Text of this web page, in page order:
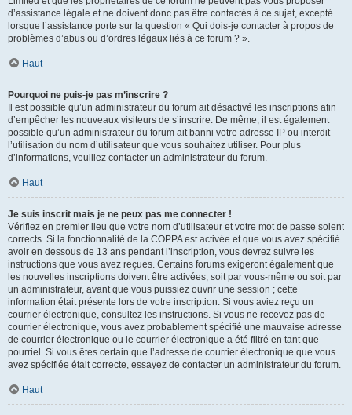
d’assistance légale et ne doivent donc pas être contactés à ce sujet, excepté
lorsque l’assistance porte sur la question « Qui dois-je contacter à propos de
problèmes d’abus ou d’ordres légaux liés à ce forum ? ».
Haut
Pourquoi ne puis-je pas m’inscrire ?
Il est possible qu’un administrateur du forum ait désactivé les inscriptions afin
d’empêcher les nouveaux visiteurs de s’inscrire. De même, il est également
possible qu’un administrateur du forum ait banni votre adresse IP ou interdit
l’utilisation du nom d’utilisateur que vous souhaitez utiliser. Pour plus
d’informations, veuillez contacter un administrateur du forum.
Haut
Je suis inscrit mais je ne peux pas me connecter !
Vérifiez en premier lieu que votre nom d’utilisateur et votre mot de passe soient
corrects. Si la fonctionnalité de la COPPA est activée et que vous avez spécifié
avoir en dessous de 13 ans pendant l’inscription, vous devrez suivre les
instructions que vous avez reçues. Certains forums exigeront également que
les nouvelles inscriptions doivent être activées, soit par vous-même ou soit par
un administrateur, avant que vous puissiez ouvrir une session ; cette
information était présente lors de votre inscription. Si vous aviez reçu un
courrier électronique, consultez les instructions. Si vous ne recevez pas de
courrier électronique, vous avez probablement spécifié une mauvaise adresse
de courrier électronique ou le courrier électronique a été filtré en tant que
pourriel. Si vous êtes certain que l’adresse de courrier électronique que vous
avez spécifiée était correcte, essayez de contacter un administrateur du forum.
Haut